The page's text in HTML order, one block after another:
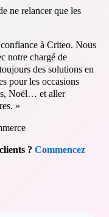
ne relancer que les
à Criteo. Nous
notre chargé de
des solutions en
pour les occasions
Noël… et aller
»
? Commencez